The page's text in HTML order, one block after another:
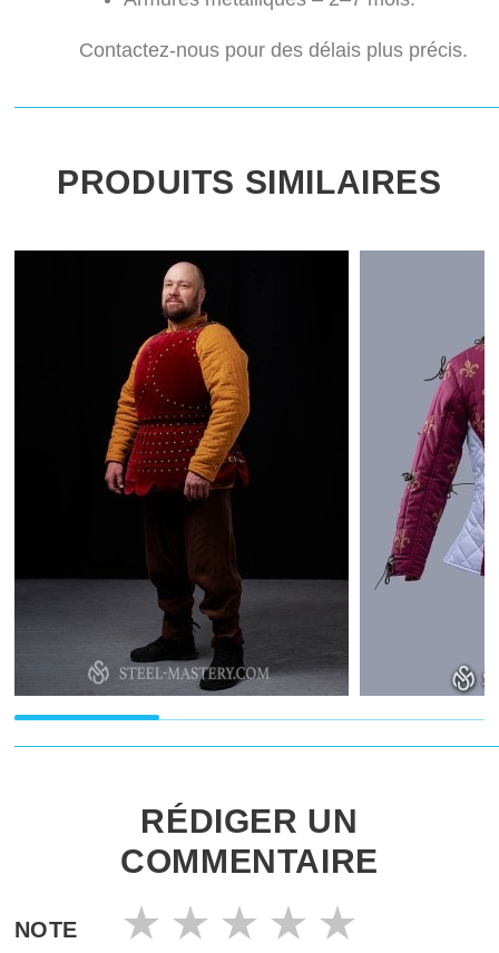
Contactez-nous pour des délais plus précis.
PRODUITS SIMILAIRES
RÉDIGER UN
COMMENTAIRE
NOTE